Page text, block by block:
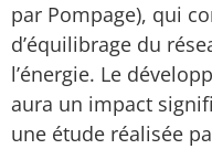
par Pompage), qui
d’équilibrage du
l’énergie. Le
aura un impact
une étude réalisée